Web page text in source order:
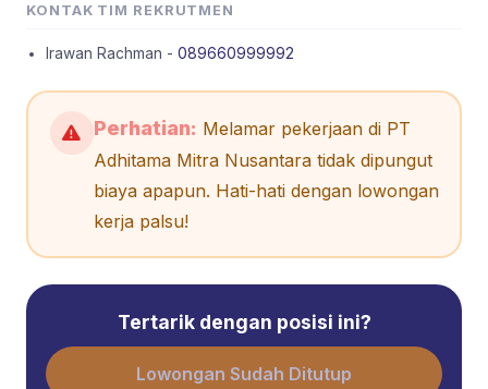
KONTAK TIM REKRUTMEN
Irawan Rachman - 089660999992
Perhatian: Melamar pekerjaan di PT
Adhitama Mitra Nusantara tidak dipungut
biaya apapun. Hati-hati dengan lowongan
kerja palsu!
Tertarik dengan posisi ini?
Lowongan Sudah Ditutup